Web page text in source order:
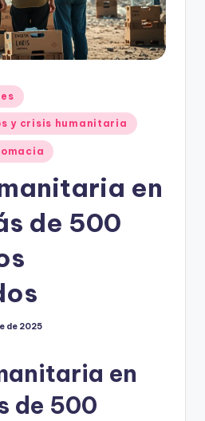
y crisis humanitaria
en
de 500
de 2025
en
de 500